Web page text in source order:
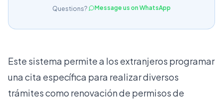
Questions? Message us on WhatsApp
Este sistema permite a los extranjeros programar
una cita específica para realizar diversos
trámites como renovación de permisos de